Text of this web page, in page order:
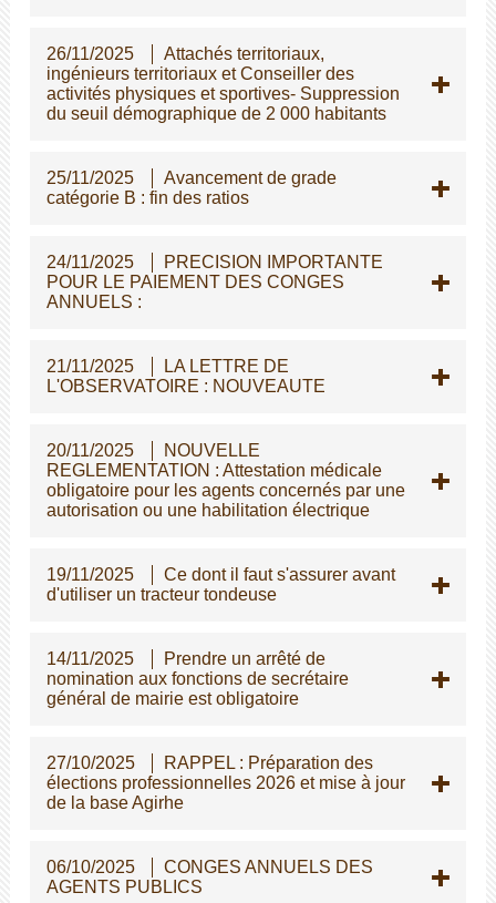
26/11/2025
Attachés territoriaux,
ingénieurs territoriaux et Conseiller des
activités physiques et sportives- Suppression
du seuil démographique de 2 000 habitants
25/11/2025
Avancement de grade
catégorie B : fin des ratios
24/11/2025
PRECISION IMPORTANTE
POUR LE PAIEMENT DES CONGES
ANNUELS :
21/11/2025
LA LETTRE DE
L'OBSERVATOIRE : NOUVEAUTE
20/11/2025
NOUVELLE
REGLEMENTATION : Attestation médicale
obligatoire pour les agents concernés par une
autorisation ou une habilitation électrique
19/11/2025
Ce dont il faut s'assurer avant
d'utiliser un tracteur tondeuse
14/11/2025
Prendre un arrêté de
nomination aux fonctions de secrétaire
général de mairie est obligatoire
27/10/2025
RAPPEL : Préparation des
élections professionnelles 2026 et mise à jour
de la base Agirhe
06/10/2025
CONGES ANNUELS DES
AGENTS PUBLICS